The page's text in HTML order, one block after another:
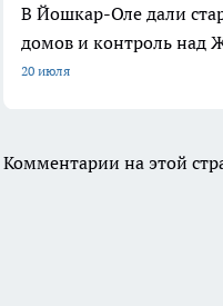
В Йошкар-Оле дали
домов и контроль над
20 июля
Комментарии на этой